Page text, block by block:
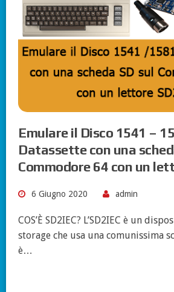
Emulare il Disco 1541 –
Datassette con una
Commodore 64 con un
6 Giugno 2020 admin
COS’È SD2IEC? L’SD2IEC è un
storage che usa una comunissima
è…